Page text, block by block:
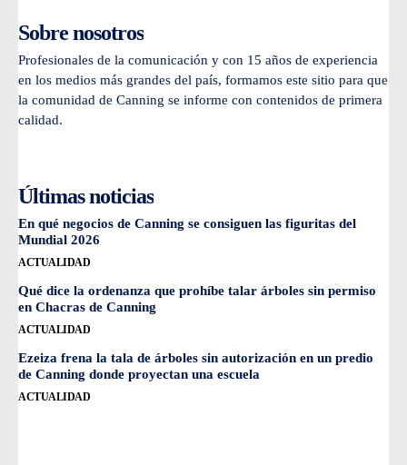
Sobre nosotros
Profesionales de la comunicación y con 15 años de experiencia
en los medios más grandes del país, formamos este sitio para que
la comunidad de Canning se informe con contenidos de primera
calidad.
Últimas noticias
En qué negocios de Canning se consiguen las figuritas del
Mundial 2026
ACTUALIDAD
Qué dice la ordenanza que prohíbe talar árboles sin permiso
en Chacras de Canning
ACTUALIDAD
Ezeiza frena la tala de árboles sin autorización en un predio
de Canning donde proyectan una escuela
ACTUALIDAD